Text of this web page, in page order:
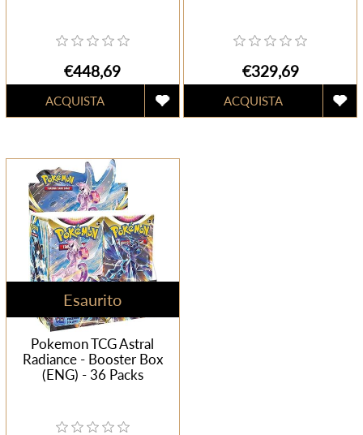
€448,69 €329,69
Esaurito
Pokemon TCG Astral
Radiance - Booster Box
(ENG) - 36 Packs